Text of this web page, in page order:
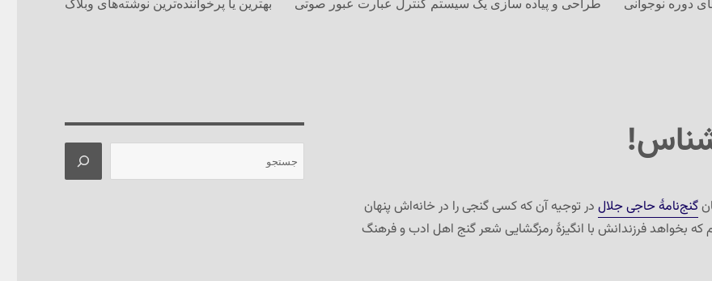
دوره نوجوانی طراحی و پیاده سازی یک سیستم کنترل عبارت عبور صوتی بهترین یا پرخواننده‌ترین نوشته‌های وبلاگ‌
گنج‌نامهٔ حاجی جلالدر توجیه آن که کسی گنجی را در خانه‌اش پنهان
که بخواهد فرزندانش با انگیزهٔ رمزگشایی شعر گنج اهل ادب و فرهنگ